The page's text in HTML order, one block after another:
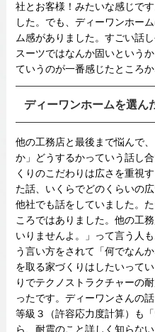
社とお客様！みたいな感じで
した。でも、ディーワンホー
ム感がありました。すごい話
スーツではなんか固いという
ていうのが一番感じたところか
ディーワンホームを選ん
他の工務店と最後まで悩んで
か」どうするかっていう話し
くりのこだわりは広さを重視
た話、いくらでどのくらいの
他社でも話をしていました。
ころではありました。他の工
いりませんよ。」って言う人
う言い方をされて「何でなん
を取る家づくりはしたいって
りでテクノストラクチャーの
ったです。ディーワンさんの
等級３（許容応力度計算）も
ら、耐震のこと詳しく知らな